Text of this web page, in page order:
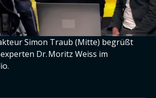
Simon Traub (Mitte) begrüßt
Dr. Moritz Weiss im